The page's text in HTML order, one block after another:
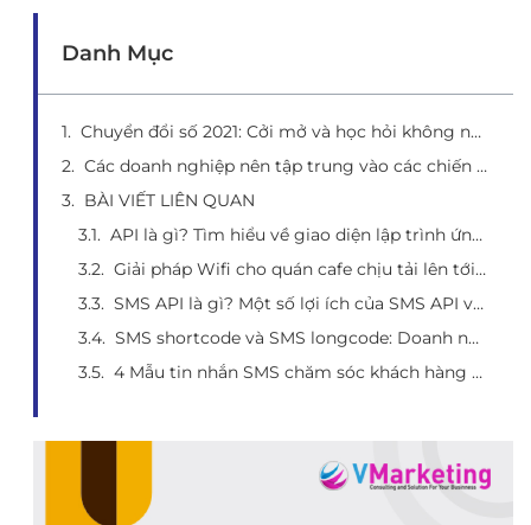
Danh Mục
Chuyển đổi số 2021: Cởi mở và học hỏi không ngừng
Các doanh nghiệp nên tập trung vào các chiến lược tốt hơn để chuyển đổi số trong những năm tới, và không ngần ngại rút kinh nghiệm từ những sai lầm.
BÀI VIẾT LIÊN QUAN
API là gì? Tìm hiểu về giao diện lập trình ứng dụng và 1 số ứng dụng thiết thực
Giải pháp Wifi cho quán cafe chịu tải lên tới 100 người dùng
SMS API là gì? Một số lợi ích của SMS API và top 5 đơn vị cung cấp SMS API chất lượng
SMS shortcode và SMS longcode: Doanh nghiệp phù hợp với loại hình nào?
4 Mẫu tin nhắn SMS chăm sóc khách hàng hay nhất hiện nay